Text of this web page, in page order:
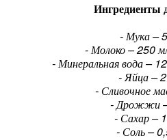
Ингредиенты
- Мука –
- Молоко – 250
- Минеральная вода –
- Яйца –
- Сливочное
- Дрожжи
- Сахар –
- Соль –